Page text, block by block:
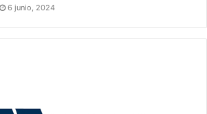
6 junio, 2024